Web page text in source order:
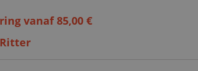
vanaf 85,00 €